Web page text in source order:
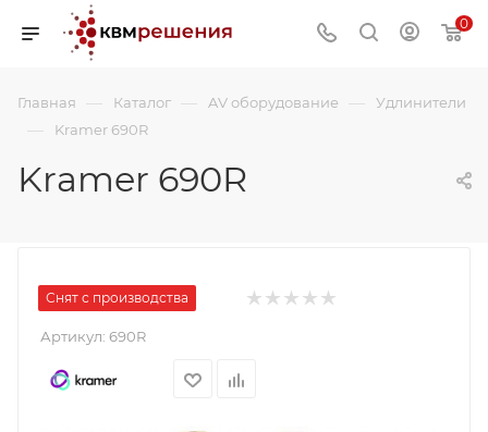
0
Главная — Каталог — AV оборудование — Удлинители
— Kramer 690R
Kramer 690R
Снят с производства
Артикул: 690R